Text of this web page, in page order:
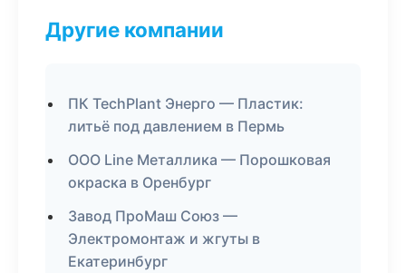
Другие компании
ПК TechPlant Энерго — Пластик:
литьё под давлением в Пермь
ООО Line Металлика — Порошковая
окраска в Оренбург
Завод ПроМаш Союз —
Электромонтаж и жгуты в
Екатеринбург